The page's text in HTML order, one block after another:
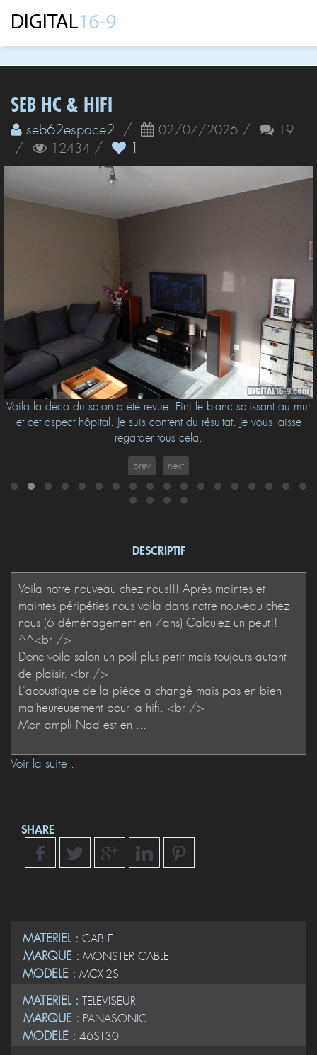
SEB HC & HIFI
seb62espace2 / 02/07/2026 / 19
/ 12434 / 1
Voila la déco du salon a été revue. Fini le blanc salissant au mur
et cet aspect hôpital. Je suis content du résultat. Je vous laisse
regarder tous cela.
prev next
DESCRIPTIF
Voir la suite...
SHARE
MATERIEL : CABLE
MARQUE : MONSTER CABLE
MODELE : MCX-2S
MATERIEL : TELEVISEUR
MARQUE : PANASONIC
MODELE : 46ST30